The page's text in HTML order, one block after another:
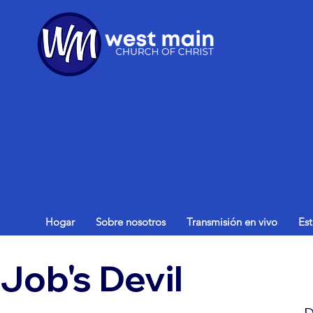
Hogar Sobre nosotros Transmisión en vivo
Job's Devil